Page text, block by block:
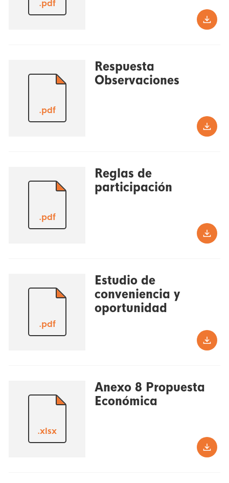
.pdf
.pdf
Respuesta
Observaciones
.pdf
Reglas de
participación
.pdf
Estudio de
conveniencia y
oportunidad
.xlsx
Anexo 8 Propuesta
Económica